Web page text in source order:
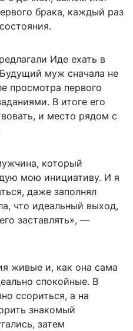
брака, каждый раз
Иде ехать в
муж сначала не
просмотра первого
В итоге его
и место рядом с
который
мою инициативу. И я
даже заполнял
что идеальный выход,
заставлять», —
живые и, как она сама
спокойные. В
ссориться, а на
знакомый
затем